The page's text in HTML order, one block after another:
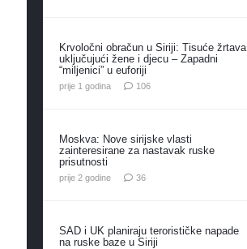
Krvoločni obračun u Siriji: Tisuće žrtava,
uključujući žene i djecu – Zapadni
“miljenici” u euforiji
prije 1 godina 106komentara
Moskva: Nove sirijske vlasti
zainteresirane za nastavak ruske
prisutnosti
prije 2 godine 36komentara
SAD i UK planiraju terorističke napade
na ruske baze u Siriji